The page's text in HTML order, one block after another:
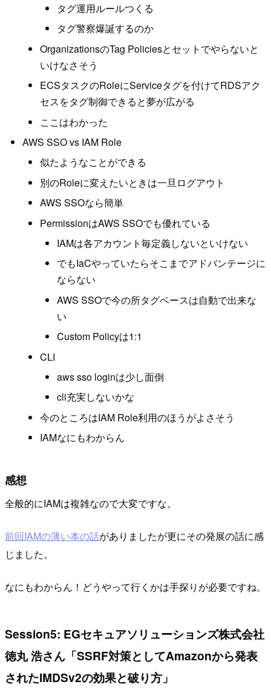
タグ運用ルールつくる
タグ警察爆誕するのか
OrganizationsのTag Policiesとセットでやらないと
いけなさそう
ECSタスクのRoleにServiceタグを付けてRDSアク
セスをタグ制御できると夢が広がる
ここはわかった
AWS SSO vs IAM Role
似たようなことができる
別のRoleに変えたいときは一旦ログアウト
AWS SSOなら簡単
PermissionはAWS SSOでも優れている
IAMは各アカウント毎定義しないといけない
でもIaCやっていたらそこまでアドバンテージに
ならない
AWS SSOで今の所タグベースは自動で出来な
い
Custom Policyは1:1
CLI
aws sso loginは少し面倒
cli充実しないかな
今のところはIAM Role利用のほうがよさそう
IAMなにもわからん
感想
全般的にIAMは複雑なので大変ですな。
前回IAMの薄い本の話がありましたが更にその発展の話に感
じました。
なにもわからん！どうやって行くかは手探りが必要ですね。
Session5: EGセキュアソリューションズ株式会社
徳丸 浩さん「SSRF対策としてAmazonから発表
されたIMDSv2の効果と破り方」